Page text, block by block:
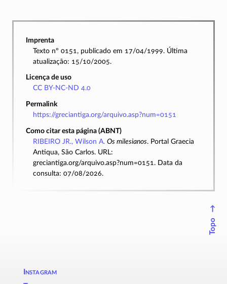
Imprenta
Texto nº 0151, publicado em 17/04/1999. Última
atualização: 15/10/2005.
Licença de uso
CC BY-NC-ND 4.0
Permalink
https://greciantiga.org/arquivo.asp?num=0151
Como citar esta página (ABNT)
RIBEIRO JR., Wilson A. Os milesianos. Portal Graecia
Antiqua, São Carlos. URL:
greciantiga.org/arquivo.asp?num=0151. Data da
consulta: 07/08/2026.
↑
Topo
Instagram